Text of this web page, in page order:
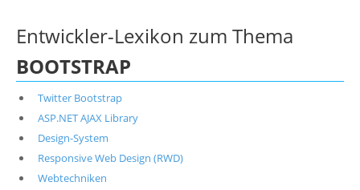
Entwickler-Lexikon zum Thema
BOOTSTRAP
Twitter Bootstrap
ASP.NET AJAX Library
Design-System
Responsive Web Design (RWD)
Webtechniken